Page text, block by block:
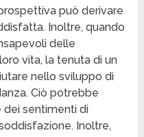
può derivare
Inoltre, quando
delle
vita, la tenuta di un
nello sviluppo di
Ciò potrebbe
dei sentimenti di
Inoltre,